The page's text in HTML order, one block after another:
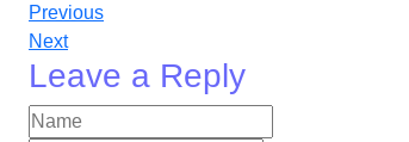
Previous
Next
Leave a Reply